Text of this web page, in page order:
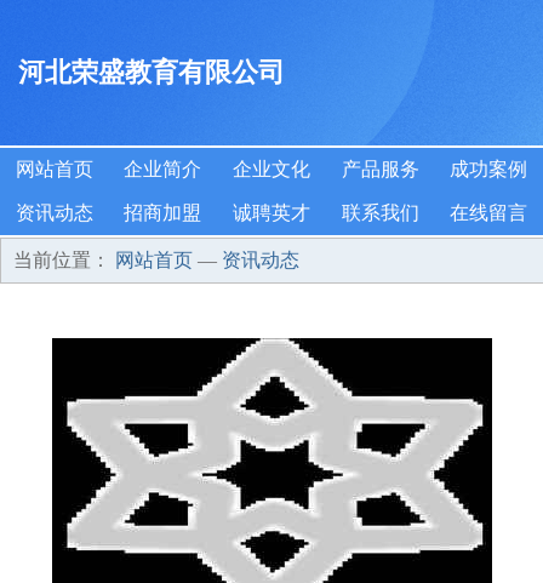
河北荣盛教育有限公司
网站首页 企业简介 企业文化 产品服务 成功案例
资讯动态 招商加盟 诚聘英才 联系我们 在线留言
当前位置： 网站首页 — 资讯动态